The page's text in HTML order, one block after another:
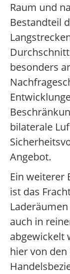
Raum und
Bestandteil
besonders
bilaterale
Angebot.
Ein weiterer
ist das
auch in
abgewickelt
hier von